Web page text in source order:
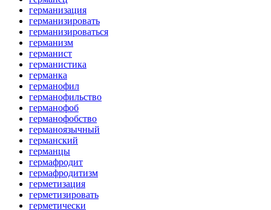
германизация
германизировать
германизироваться
германизм
германист
германистика
германка
германофил
германофильство
германофоб
германофобство
германоязычный
германский
германцы
гермафродит
гермафродитизм
герметизация
герметизировать
герметически